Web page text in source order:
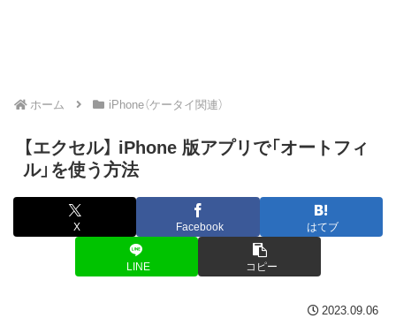
ホーム iPhone（ケータイ関連）
【エクセル】 iPhone 版アプリで「オートフィ
ル」を使う方法
X Facebook はてブ
LINE コピー
2023.09.06